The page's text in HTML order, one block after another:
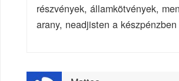
részvények, államkötvények,
arany, neadjisten a